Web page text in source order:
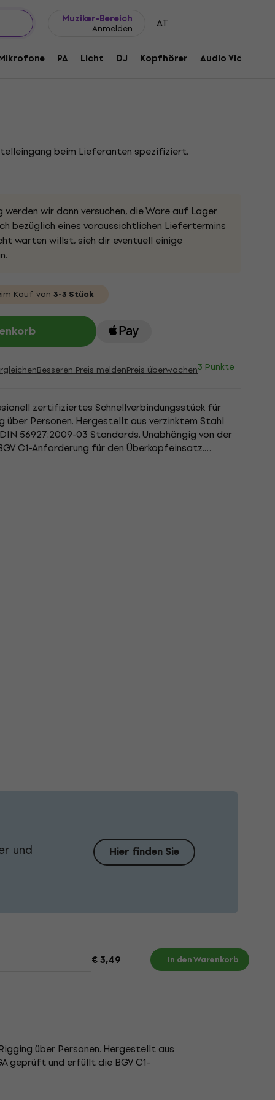
Muziker-Bereich
Anmelden AT
PA Licht DJ Kopfhörer Audio Video
beim Lieferanten spezifiziert.
werden wir dann versuchen, die Ware auf Lager
bezüglich eines voraussichtlichen Liefertermins
warten willst, sieh dir eventuell einige
Kauf von 3-3 Stück
Besseren Preis meldenPreis überwachen3 Punkte
zertifiziertes Schnellverbindungsstück für
über Personen. Hergestellt aus verzinktem Stahl
56927:2009-03 Standards. Unabhängig von der
C1-Anforderung für den Überkopfeinsatz.
und Hier finden Sie
€ 3,49 In den Warenkorb
über Personen. Hergestellt aus
geprüft und erfüllt die BGV C1-